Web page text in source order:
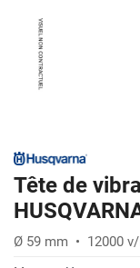
Tête de
Ø 59 mm • 12000